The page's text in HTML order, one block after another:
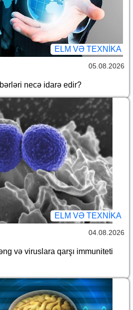
ELM VƏ TEXNIKA
05.08.2026
necə idarə edir?
ELM VƏ TEXNIKA
04.08.2026
və viruslara qarşı immuniteti